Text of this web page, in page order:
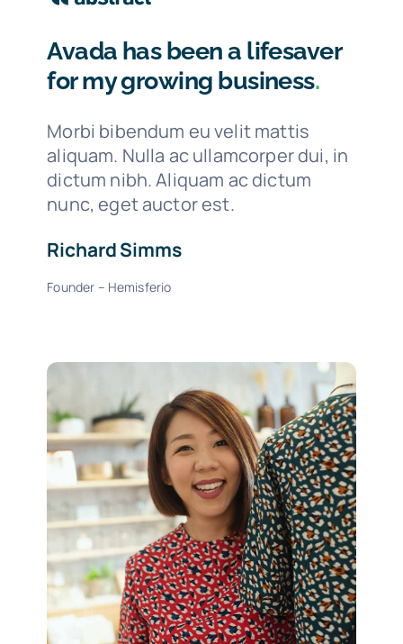
Avada has been a lifesaver
for my growing business.
Morbi bibendum eu velit mattis
aliquam. Nulla ac ullamcorper dui, in
dictum nibh. Aliquam ac dictum
nunc, eget auctor est.
Richard Simms
Founder – Hemisferio